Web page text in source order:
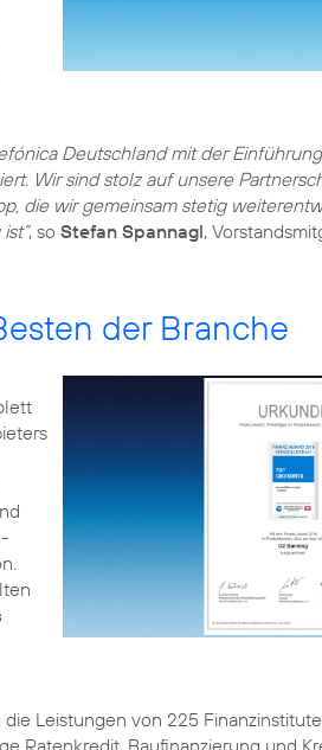
Deutschland mit der
Wir sind stolz auf unsere
die wir gemeinsam stetig
, so Stefan Spannagl,
der Branche
Leistungen von 225
Ratenkredit, Baufinanzierung und